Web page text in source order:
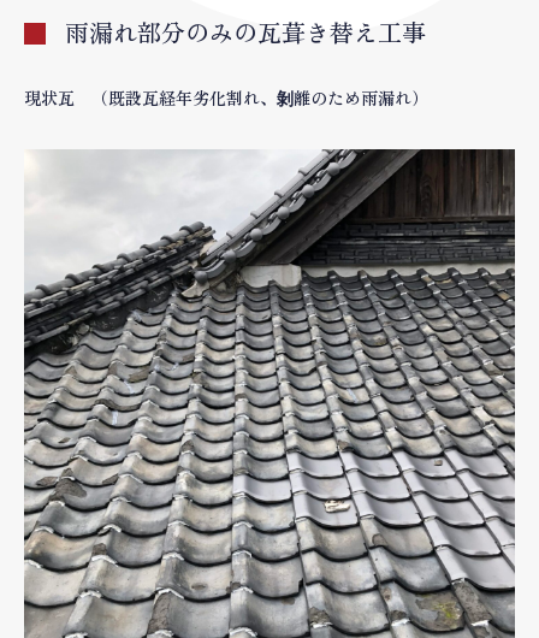
雨漏れ部分のみの瓦葺き替え工事
現状瓦 （既設瓦経年劣化割れ、剝離のため雨漏れ）